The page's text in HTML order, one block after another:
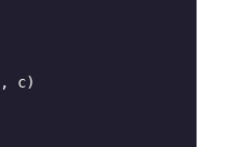
, c)